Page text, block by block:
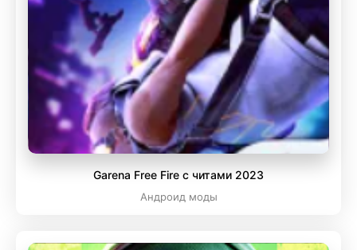
Garena Free Fire с читами 2023
Андроид моды